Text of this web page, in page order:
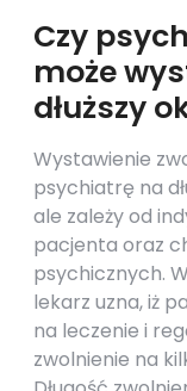
Czy
może
dłuższy
Wystawienie
psychiatrę na
ale zależy od
pacjenta oraz
psychicznych.
lekarz uzna, iż
na leczenie i
zwolnienie na